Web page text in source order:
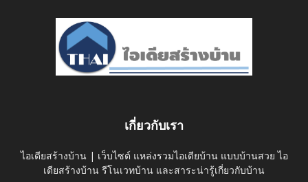
เกี่ยวกับเรา
ไอเดียสร้างบ้าน | เว็บไซต์ แหล่งรวมไอเดียบ้าน แบบบ้านสวย ไอ
เดียสร้างบ้าน รีโนเวทบ้าน และสาระน่ารู้เกี่ยวกับบ้าน